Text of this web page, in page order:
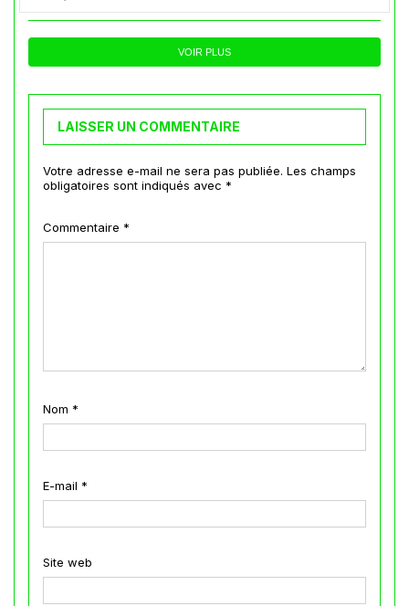
VOIR PLUS
LAISSER UN COMMENTAIRE
Votre adresse e-mail ne sera pas publiée. Les champs
obligatoires sont indiqués avec *
Commentaire *
Nom *
E-mail *
Site web